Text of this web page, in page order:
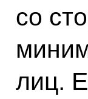
со
лиц.